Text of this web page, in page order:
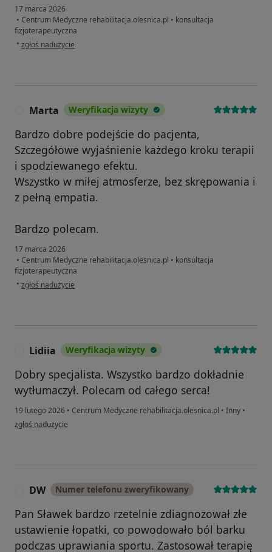
17 marca 2026
• Centrum Medyczne rehabilitacja.olesnica.pl • konsultacja
fizjoterapeutyczna
• w opinii użytkownika Piotr K
zgłoś nadużycie
Marta Weryfikacja wizyty
Bardzo dobre podejście do pacjenta,
Szczegółowe wyjaśnienie każdego kroku terapii
i spodziewanego efektu.
Wszystko w miłej atmosferze, bez skrępowania i
z pełną empatia.
Bardzo polecam.
17 marca 2026
• Centrum Medyczne rehabilitacja.olesnica.pl • konsultacja
fizjoterapeutyczna
• w opinii użytkownika Marta
zgłoś nadużycie
Lidiia Weryfikacja wizyty
Dobry specjalista. Wszystko bardzo dokładnie
wytłumaczył. Polecam od całego serca!
19 lutego 2026 • Centrum Medyczne rehabilitacja.olesnica.pl • Inny •
w opinii użytkownika Lidiia
zgłoś nadużycie
DW Numer telefonu zweryfikowany
Pan Sławek bardzo rzetelnie zdiagnozował złe
ustawienie łopatki, co powodowało ból barku
podczas uprawiania sportu. Zastosował terapię